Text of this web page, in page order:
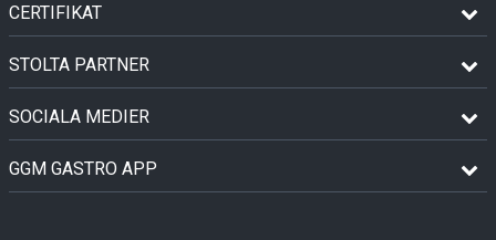
CERTIFIKAT
STOLTA PARTNER
SOCIALA MEDIER
GGM GASTRO APP